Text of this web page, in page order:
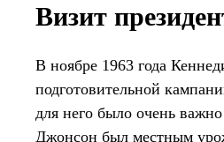
Визит
В ноябре 1963 года
подготовительной
для него было очень
Джонсон был местным